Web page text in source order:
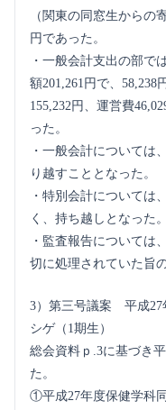
（関東の同窓生からの
円であった。
・一般会計支出の部で
額201,261円で、
155,232円、運営費
った。
・一般会計については
り越すこととなった。
・特別会計については
く、持ち越しとなった。
・監査報告については
切に処理されていた旨
3）第三号議案 平成
シゲ（1期生）
総会資料ｐ.3に基づき
た。
①平成27年度保健学科